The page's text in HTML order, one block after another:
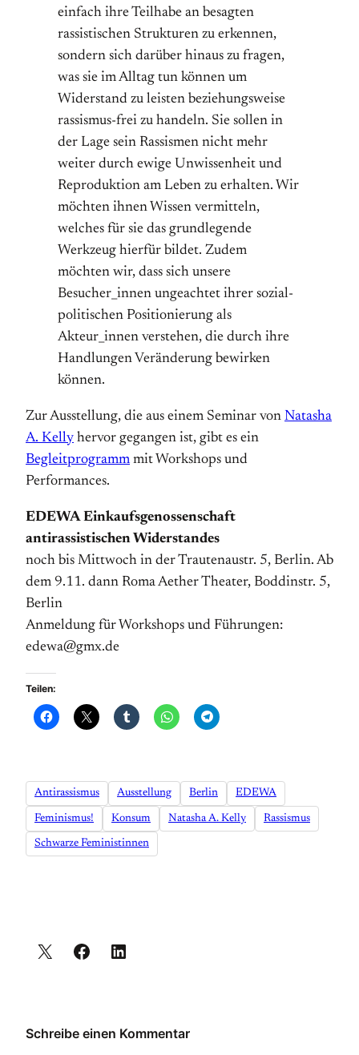
einfach ihre Teilhabe an besagten
rassistischen Strukturen zu erkennen,
sondern sich darüber hinaus zu fragen,
was sie im Alltag tun können um
Widerstand zu leisten beziehungsweise
rassismus-frei zu handeln. Sie sollen in
der Lage sein Rassismen nicht mehr
weiter durch ewige Unwissenheit und
Reproduktion am Leben zu erhalten. Wir
möchten ihnen Wissen vermitteln,
welches für sie das grundlegende
Werkzeug hierfür bildet. Zudem
möchten wir, dass sich unsere
Besucher_innen ungeachtet ihrer sozial-
politischen Positionierung als
Akteur_innen verstehen, die durch ihre
Handlungen Veränderung bewirken
können.
Zur Ausstellung, die aus einem Seminar von Natasha
A. Kelly hervor gegangen ist, gibt es ein
Begleitprogramm mit Workshops und
Performances.
EDEWA Einkaufsgenossenschaft
antirassistischen Widerstandes
noch bis Mittwoch in der Trautenaustr. 5, Berlin. Ab
dem 9.11. dann Roma Aether Theater, Boddinstr. 5,
Berlin
Anmeldung für Workshops und Führungen:
edewa@gmx.de
Teilen:
Antirassismus Ausstellung Berlin EDEWA
Feminismus! Konsum Natasha A. Kelly Rassismus
Schwarze Feministinnen
Schreibe einen Kommentar